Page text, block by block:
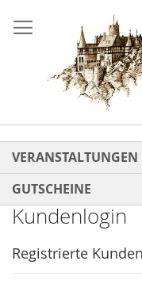
zum
Inhalt
VERANSTALTUNGEN
GUTSCHEINE
Kundenlogin
Registrierte Kunden